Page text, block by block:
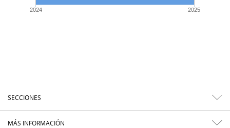
2024 2025
SECCIONES
MÁS INFORMACIÓN